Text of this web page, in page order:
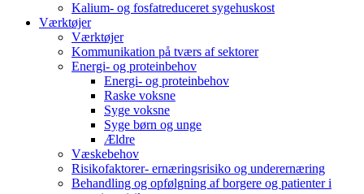
Kalium- og fosfatreduceret sygehuskost
Værktøjer
Værktøjer
Kommunikation på tværs af sektorer
Energi- og proteinbehov
Energi- og proteinbehov
Raske voksne
Syge voksne
Syge børn og unge
Ældre
Væskebehov
Risikofaktorer- ernæringsrisiko og underernæring
Behandling og opfølgning af borgere og patienter i